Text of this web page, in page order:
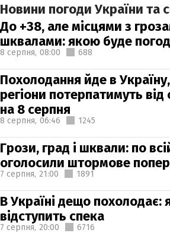
Новини погоди України та
До +38, але місцями з
шквалами: якою буде
8 серпня, 08:00 688
Похолодання йде в
регіони потерпатимуть
на 8 серпня
8 серпня, 06:46 1245
Грози, град і шквали: по
оголосили штормове
7 серпня, 21:00 1891
В Україні дещо похолодає:
відступить спека
7 серпня, 20:00 6716